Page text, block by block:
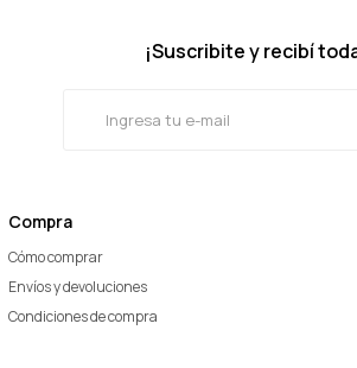
Compra
Cómo comprar
Envíos y devoluciones
Condiciones de compra
¡Suscribite y recibí